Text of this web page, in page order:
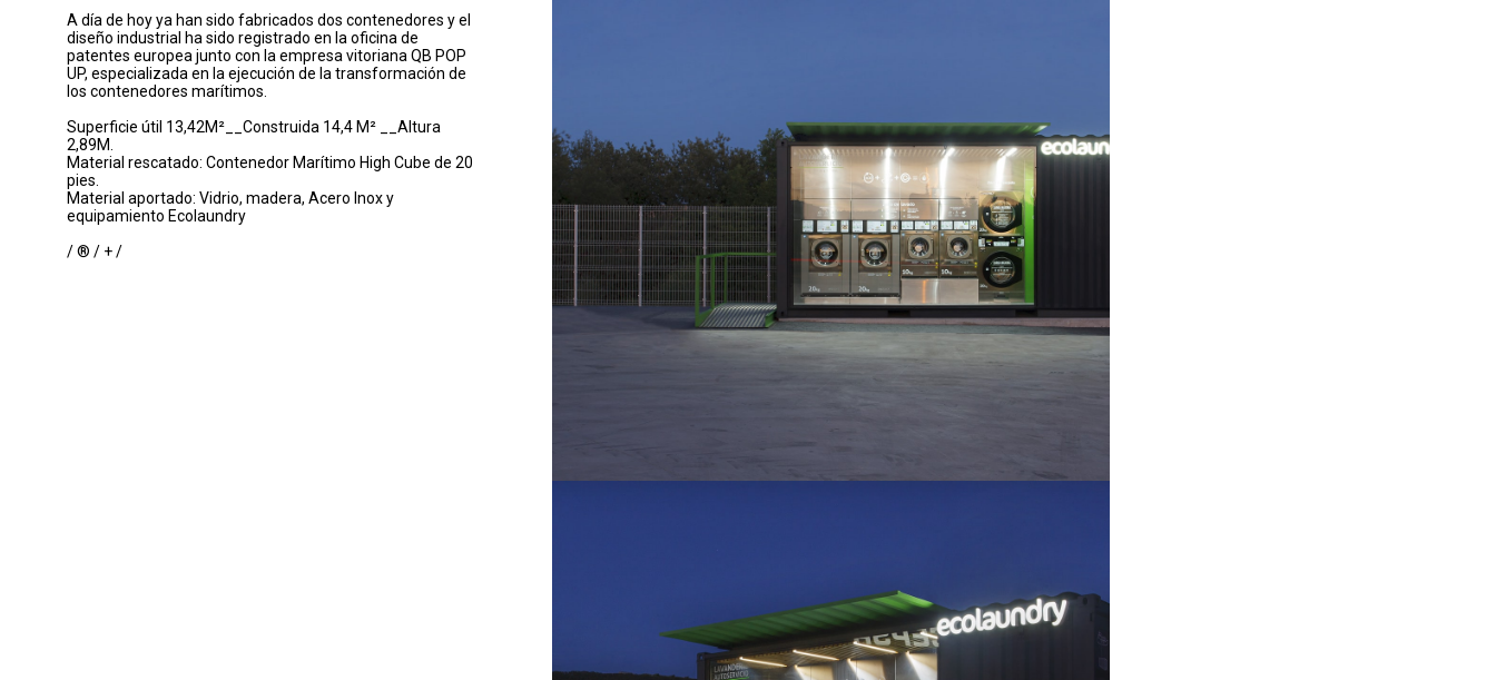
A día de hoy ya han sido fabricados dos contenedores y el
diseño industrial ha sido registrado en la oficina de
patentes europea junto con la empresa vitoriana QB POP
UP, especializada en la ejecución de la transformación de
los contenedores marítimos.
Superficie útil 13,42M²__Construida 14,4 M² __Altura
2,89M.
Material rescatado: Contenedor Marítimo High Cube de 20
pies.
Material aportado: Vidrio, madera, Acero Inox y
equipamiento Ecolaundry
/ ® / +/